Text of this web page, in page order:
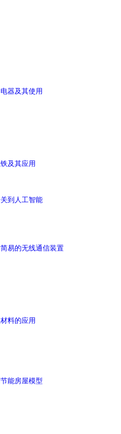
器及其使用
及其应用
到人工智能
易的无线通信装置
料的应用
能房屋模型